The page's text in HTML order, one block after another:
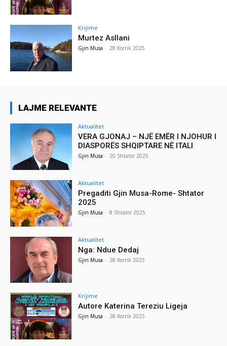
Krijime
Murtez Asllani
Gjin Musa - 28 Korrik 2025
LAJME RELEVANTE
Aktualitet
VERA GJONAJ – NJË EMËR I NJOHUR I
DIASPORËS SHQIPTARE NË ITALI
Gjin Musa - 20 Shtator 2025
Aktualitet
Pregaditi Gjin Musa-Rome- Shtator
2025
Gjin Musa - 8 Shtator 2025
Aktualitet
Nga: Ndue Dedaj
Gjin Musa - 28 Korrik 2025
Krijime
Autore Katerina Tereziu Ligeja
Gjin Musa - 28 Korrik 2025